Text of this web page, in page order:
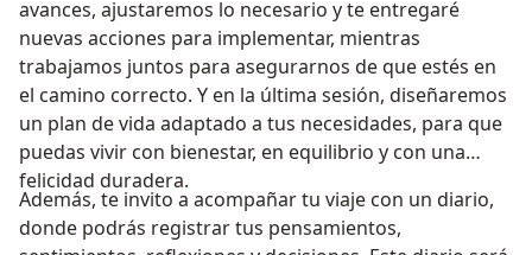
avances, ajustaremos lo necesario y te entregaré
nuevas acciones para implementar, mientras
trabajamos juntos para asegurarnos de que estés en
el camino correcto. Y en la última sesión, diseñaremos
un plan de vida adaptado a tus necesidades, para que
puedas vivir con bienestar, en equilibrio y con una
felicidad duradera.
Además, te invito a acompañar tu viaje con un diario,
donde podrás registrar tus pensamientos,